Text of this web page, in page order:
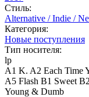
Стиль:
Alternative / Indie /
Категория:
Новые поступления
Тип носителя:
lp
A1 K. A2 Each Time
A5 Flash B1 Sweet
Young & Dumb